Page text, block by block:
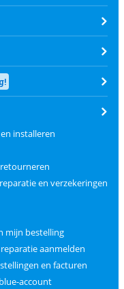
installeren
en verzekeringen
mijn bestelling
aanmelden
en facturen
account